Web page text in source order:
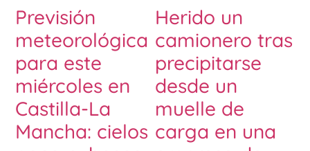
Previsión
meteorológica
para este
miércoles en
Castilla-La
Mancha: cielos
Herido un
camionero tras
precipitarse
desde un
muelle de
carga en una